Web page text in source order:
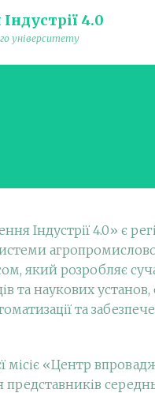
4.0
університету
Індустрії 4.0» є
який розробляє
та наукових
та
місіє «Центр